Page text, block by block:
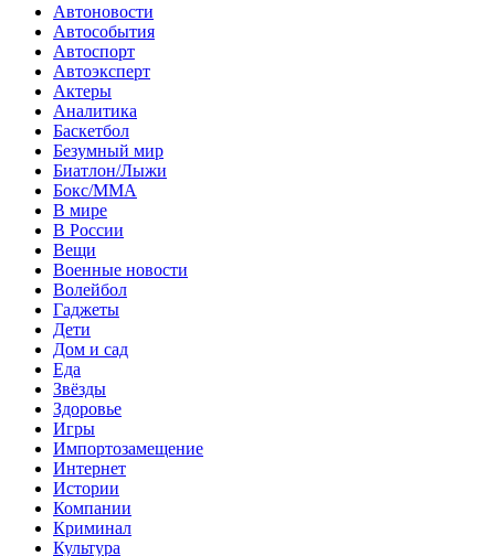
Автоновости
Автособытия
Автоспорт
Автоэксперт
Актеры
Аналитика
Баскетбол
Безумный мир
Биатлон/Лыжи
Бокс/MMA
В мире
В России
Вещи
Военные новости
Волейбол
Гаджеты
Дети
Дом и сад
Еда
Звёзды
Здоровье
Игры
Импортозамещение
Интернет
Истории
Компании
Криминал
Культура